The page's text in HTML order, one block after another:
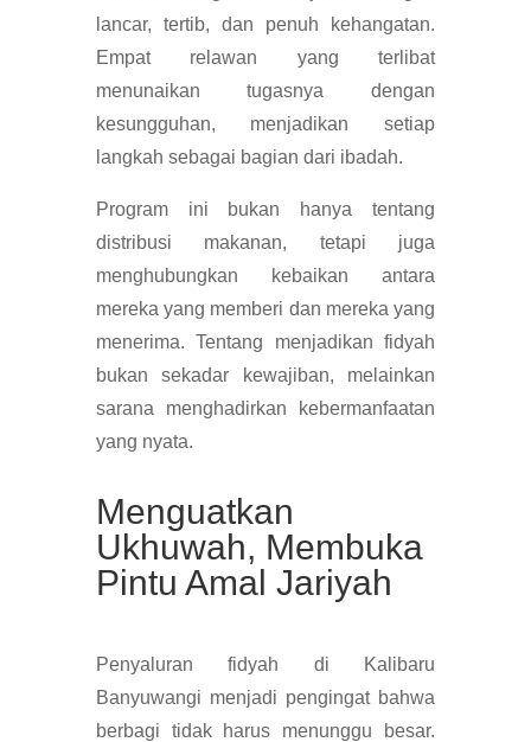
lancar, tertib, dan penuh kehangatan.
Empat relawan yang terlibat
menunaikan tugasnya dengan
kesungguhan, menjadikan setiap
langkah sebagai bagian dari ibadah.
Program ini bukan hanya tentang
distribusi makanan, tetapi juga
menghubungkan kebaikan antara
mereka yang memberi dan mereka yang
menerima. Tentang menjadikan fidyah
bukan sekadar kewajiban, melainkan
sarana menghadirkan kebermanfaatan
yang nyata.
Menguatkan
Ukhuwah, Membuka
Pintu Amal Jariyah
Penyaluran fidyah di Kalibaru
Banyuwangi menjadi pengingat bahwa
berbagi tidak harus menunggu besar.